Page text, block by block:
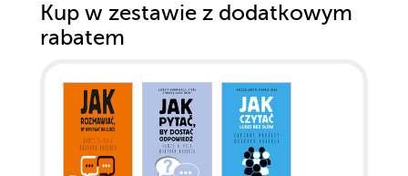
Kup w zestawie z dodatkowym
rabatem